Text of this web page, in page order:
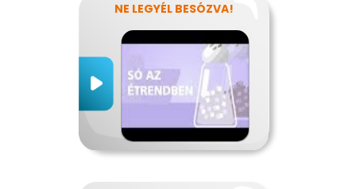
NE LEGYÉL BESÓZVA!